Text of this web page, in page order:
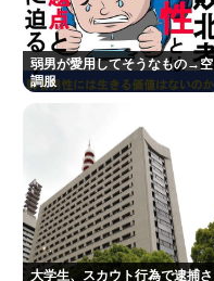
弱男が愛用してそうなもの→空
調服
大学生、スカウト行為で逮捕さ